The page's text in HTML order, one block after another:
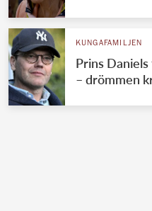
KUNGAFAMILJEN
Prins
– drömmen